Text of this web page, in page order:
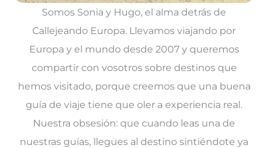
Somos Sonia y Hugo, el alma detrás de
Callejeando Europa. Llevamos viajando por
Europa y el mundo desde 2007 y queremos
compartir con vosotros sobre destinos que
hemos visitado, porque creemos que una buena
guía de viaje tiene que oler a experiencia real.
Nuestra obsesión: que cuando leas una de
nuestras guías, llegues al destino sintiéndote ya